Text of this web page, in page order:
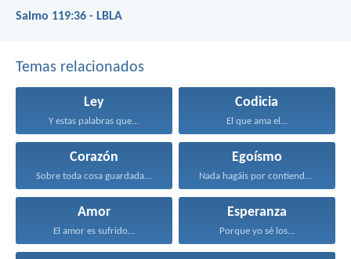
Salmo 119:36 - LBLA
Temas relacionados
Ley
Y estas palabras que...
Codicia
El que ama el...
Corazón
Sobre toda cosa guardada...
Egoísmo
Nada hagáis por contienda...
Amor
El amor es sufrido...
Esperanza
Porque yo sé los...